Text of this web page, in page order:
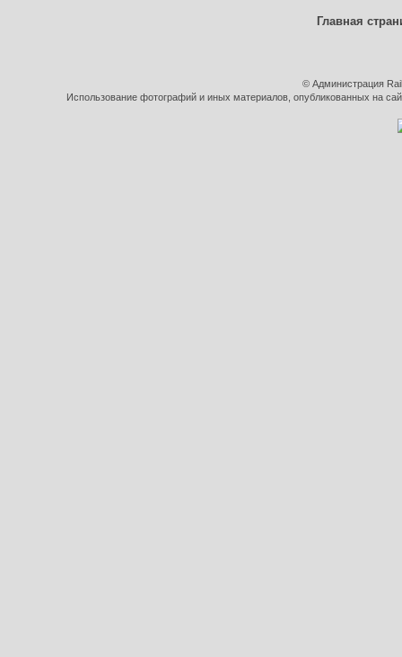
Главная
© Администрация
Использование фотографий и иных материалов, опубликованных на